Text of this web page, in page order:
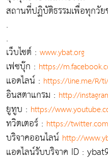
สถานที่ปฏิบัติธรรมเพื่อทุกวั
.
.
เว็บไซต์ : www.ybat.org
เฟซบุ๊ก : https://
แอดไลน์ : https://line.me/R/
อินสตาแกรม : http://
ยูทูบ : https://
ทวิตเตอร์ : https://
บริจาคออนไลน์ http://
แอดไลน์รับบริจาค ID :